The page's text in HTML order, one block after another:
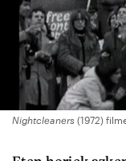
Nightcleaners (1972)